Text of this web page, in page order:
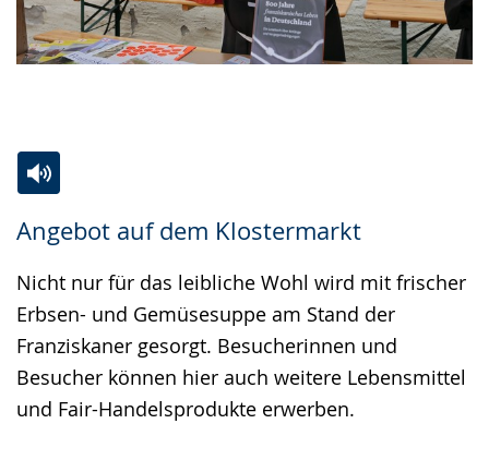
Angebot auf dem Klostermarkt
Leichten
Sprache
wechseln.
Audio-
Unterstützung.
Video
in
Deutscher
Gebärdensprache
wird
angezeigt.
Nicht nur für das leibliche Wohl wird mit frischer
Erbsen- und Gemüsesuppe am Stand der
Franziskaner gesorgt. Besucherinnen und
Besucher können hier auch weitere Lebensmittel
und Fair-Handelsprodukte erwerben.